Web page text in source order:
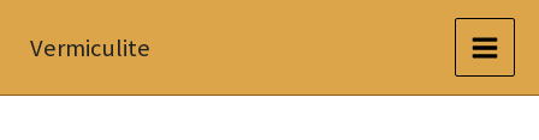
InhaltVermiculite